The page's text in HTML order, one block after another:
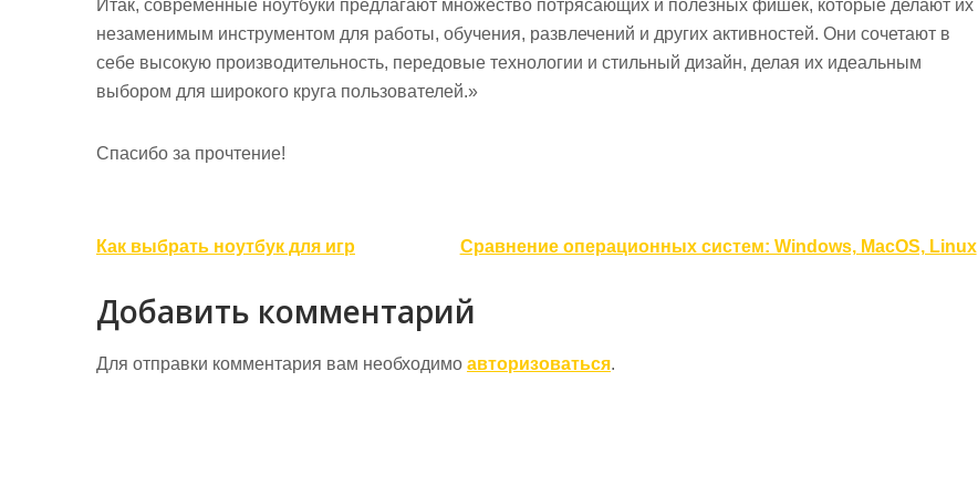
Итак, современные ноутбуки предлагают множество потрясающих и полезных фишек, которые делают их
незаменимым инструментом для работы, обучения, развлечений и других активностей. Они сочетают в
себе высокую производительность, передовые технологии и стильный дизайн, делая их идеальным
выбором для широкого круга пользователей.»
Спасибо за прочтение!
Навигация
записям
Как выбрать ноутбук для игр Сравнение операционных систем: Windows, MacOS, Linux
Добавить комментарий
Для отправки комментария вам необходимо авторизоваться.